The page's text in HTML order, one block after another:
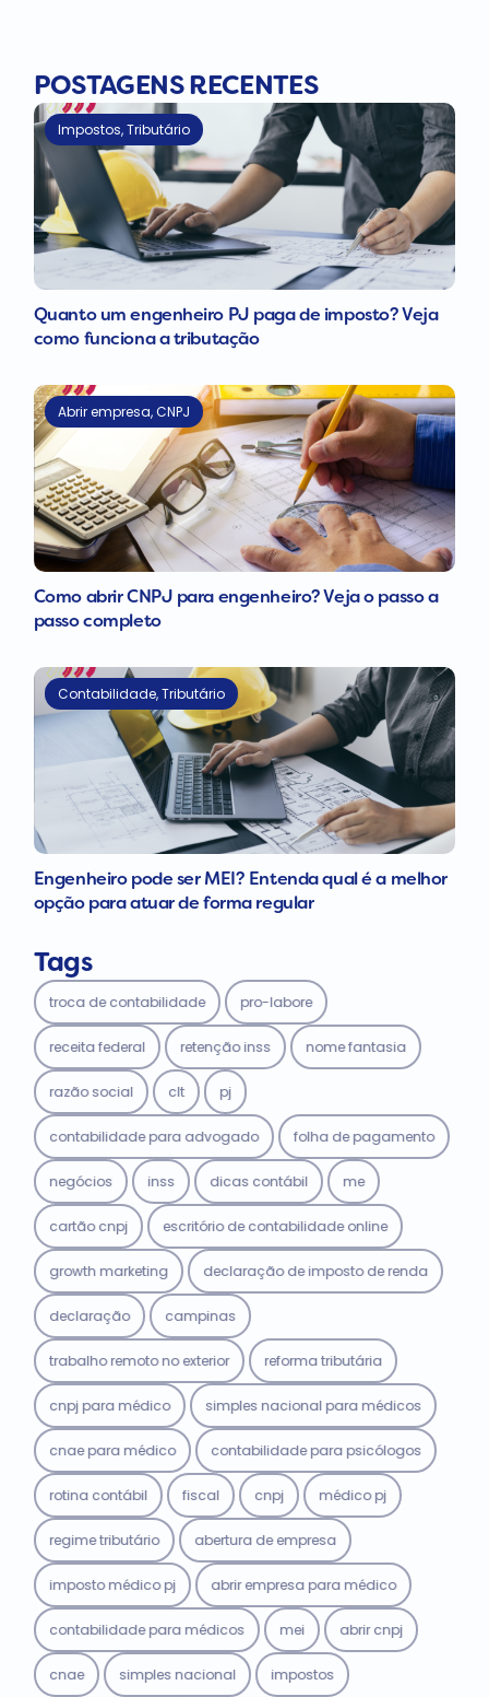
POSTAGENS RECENTES
Impostos,Tributário
Quanto um engenheiro PJ paga de imposto? Veja
como funciona a tributação
Abrir empresa,CNPJ
Como abrir CNPJ para engenheiro? Veja o passo a
passo completo
Contabilidade,Tributário
Engenheiro pode ser MEI? Entenda qual é a melhor
opção para atuar de forma regular
Tags
troca de contabilidade pro-labore
receita federal retenção inss nome fantasia
razão social clt pj
contabilidade para advogado folha de pagamento
negócios inss dicas contábil me
cartão cnpj escritório de contabilidade online
growth marketing declaração de imposto de renda
declaração campinas
trabalho remoto no exterior reforma tributária
cnpj para médico simples nacional para médicos
cnae para médico contabilidade para psicólogos
rotina contábil fiscal cnpj médico pj
regime tributário abertura de empresa
imposto médico pj abrir empresa para médico
contabilidade para médicos mei abrir cnpj
cnae simples nacional impostos